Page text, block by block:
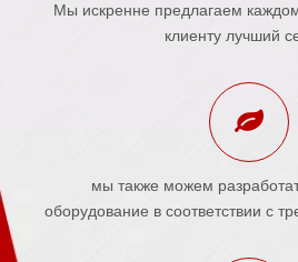
Мы искренне предлагаем
клиенту лучший
мы также можем
оборудование в соответствии с